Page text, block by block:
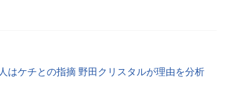
はケチとの指摘 野田クリスタルが理由を分析